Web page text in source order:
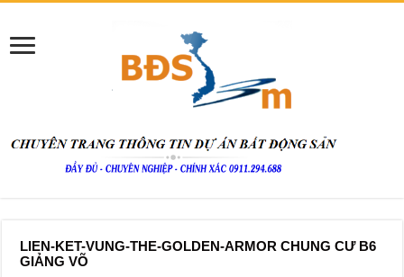
LIEN-KET-VUNG-THE-GOLDEN-ARMOR CHUNG CƯ B6
GIẢNG VÕ